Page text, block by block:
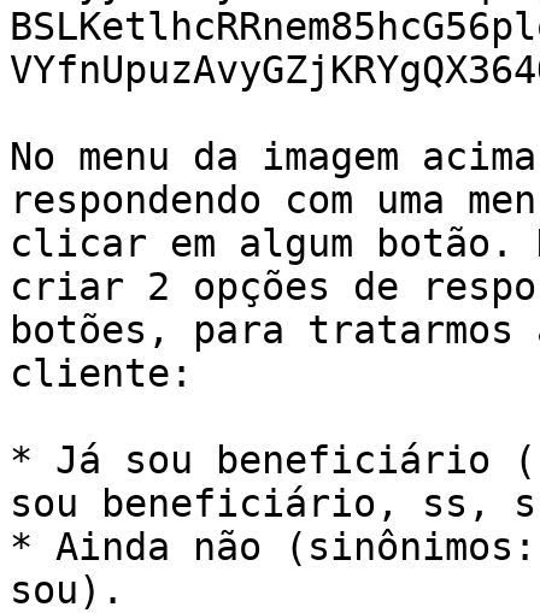
No menu da imagem
respondendo com uma
clicar em algum botão.
criar 2 opções de
botões, para
cliente:
* Já sou beneficiário
sou beneficiário, ss,
* Ainda não
sou).